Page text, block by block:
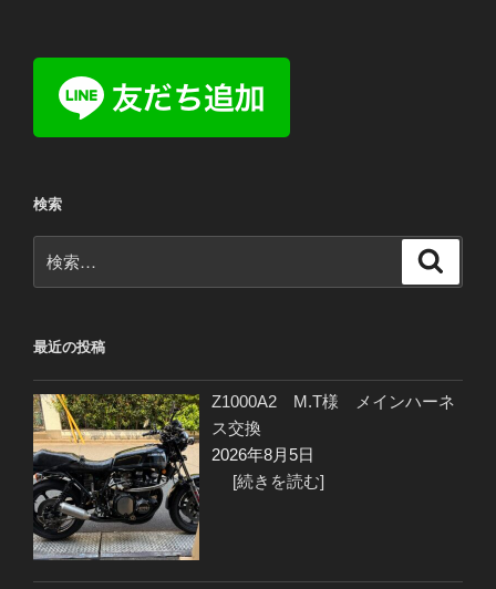
検索
索:
最近の投稿
Z1000A2 M.T様 メインハーネ
ス交換
2026年8月5日
[続きを読む]